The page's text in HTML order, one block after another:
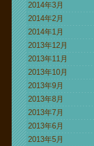
2014年3月
2014年2月
2014年1月
2013年12月
2013年11月
2013年10月
2013年9月
2013年8月
2013年7月
2013年6月
2013年5月